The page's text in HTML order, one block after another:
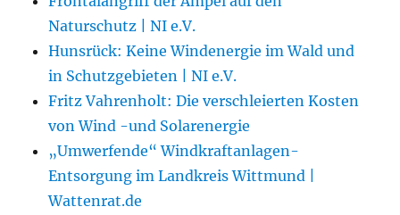
Naturschutz | NI e.V.
Hunsrück: Keine Windenergie im Wald und
in Schutzgebieten | NI e.V.
Fritz Vahrenholt: Die verschleierten Kosten
von Wind -und Solarenergie
„Umwerfende“ Windkraftanlagen-
Entsorgung im Landkreis Wittmund |
Wattenrat.de